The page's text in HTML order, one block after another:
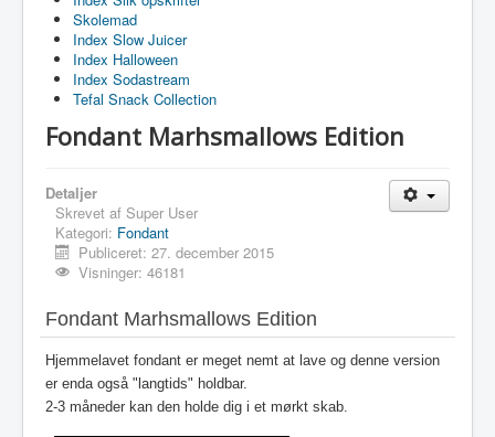
Skolemad
Index Slow Juicer
Index Halloween
Index Sodastream
Tefal Snack Collection
Fondant Marhsmallows Edition
Detaljer
Skrevet af Super User
Kategori: Fondant
Publiceret: 27. december 2015
Visninger: 46181
Fondant Marhsmallows Edition
Hjemmelavet fondant er meget nemt at lave og denne version
er enda også "langtids" holdbar.
2-3 måneder kan den holde dig i et mørkt skab.